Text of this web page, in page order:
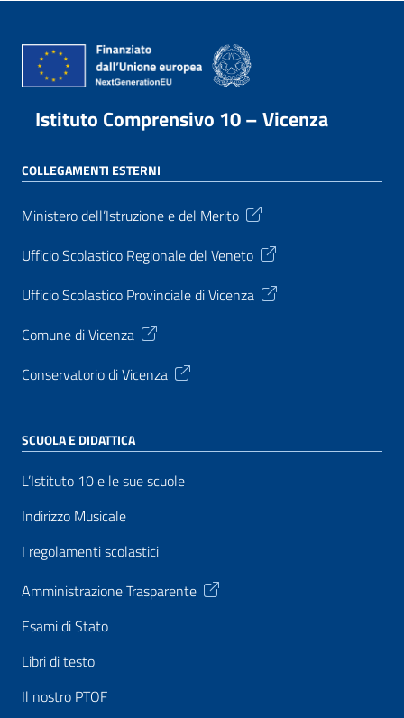
Istituto Comprensivo 10 – Vicenza
COLLEGAMENTI ESTERNI
Ministero dell’Istruzione e del Merito
Ufficio Scolastico Regionale del Veneto
Ufficio Scolastico Provinciale di Vicenza
Comune di Vicenza
Conservatorio di Vicenza
SCUOLA E DIDATTICA
L’Istituto 10 e le sue scuole
Indirizzo Musicale
I regolamenti scolastici
Amministrazione Trasparente
Esami di Stato
Libri di testo
Il nostro PTOF